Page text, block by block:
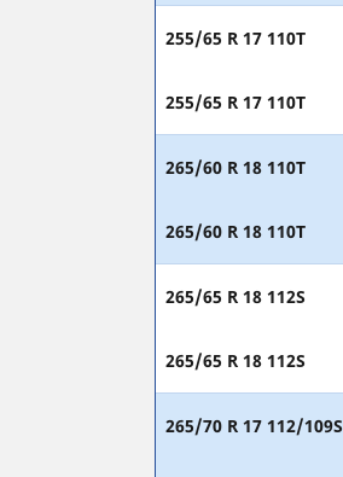
255/65 R 17 110T
255/65 R 17 110T
265/60 R 18 110T
265/60 R 18 110T
265/65 R 18 112S
265/65 R 18 112S
265/70 R 17 112/109S